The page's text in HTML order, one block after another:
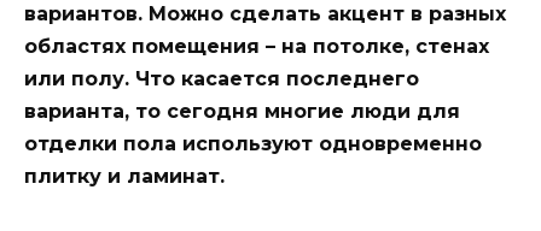
вариантов. Можно сделать акцент в разных
областях помещения – на потолке, стенах
или полу. Что касается последнего
варианта, то сегодня многие люди для
отделки пола используют одновременно
плитку и ламинат.